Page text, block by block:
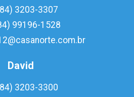
3203-3307
99196-1528
David
3203-3300